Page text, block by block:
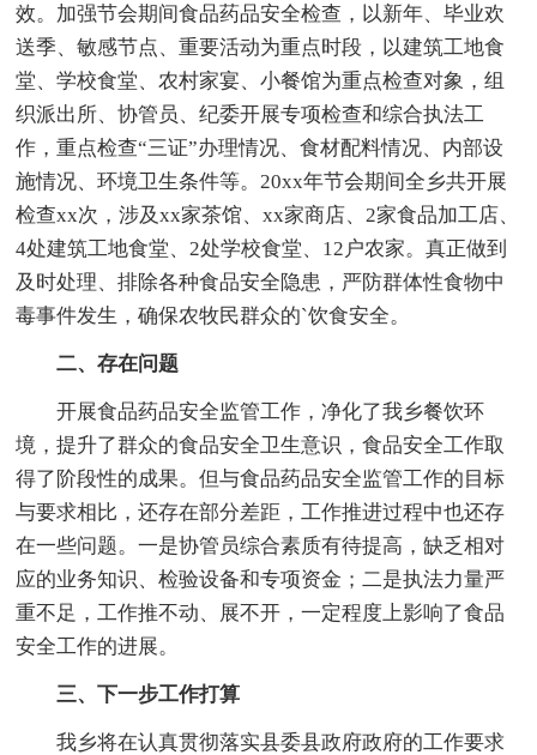
效。加强节会期间食品药品安全检查，以新年、毕业欢
送季、敏感节点、重要活动为重点时段，以建筑工地食
堂、学校食堂、农村家宴、小餐馆为重点检查对象，组
织派出所、协管员、纪委开展专项检查和综合执法工
作，重点检查“三证”办理情况、食材配料情况、内部设
施情况、环境卫生条件等。20xx年节会期间全乡共开展
检查xx次，涉及xx家茶馆、xx家商店、2家食品加工店、
4处建筑工地食堂、2处学校食堂、12户农家。真正做到
及时处理、排除各种食品安全隐患，严防群体性食物中
毒事件发生，确保农牧民群众的`饮食安全。
二、存在问题
开展食品药品安全监管工作，净化了我乡餐饮环
境，提升了群众的食品安全卫生意识，食品安全工作取
得了阶段性的成果。但与食品药品安全监管工作的目标
与要求相比，还存在部分差距，工作推进过程中也还存
在一些问题。一是协管员综合素质有待提高，缺乏相对
应的业务知识、检验设备和专项资金；二是执法力量严
重不足，工作推不动、展不开，一定程度上影响了食品
安全工作的进展。
三、下一步工作打算
我乡将在认真贯彻落实县委县政府政府的工作要求